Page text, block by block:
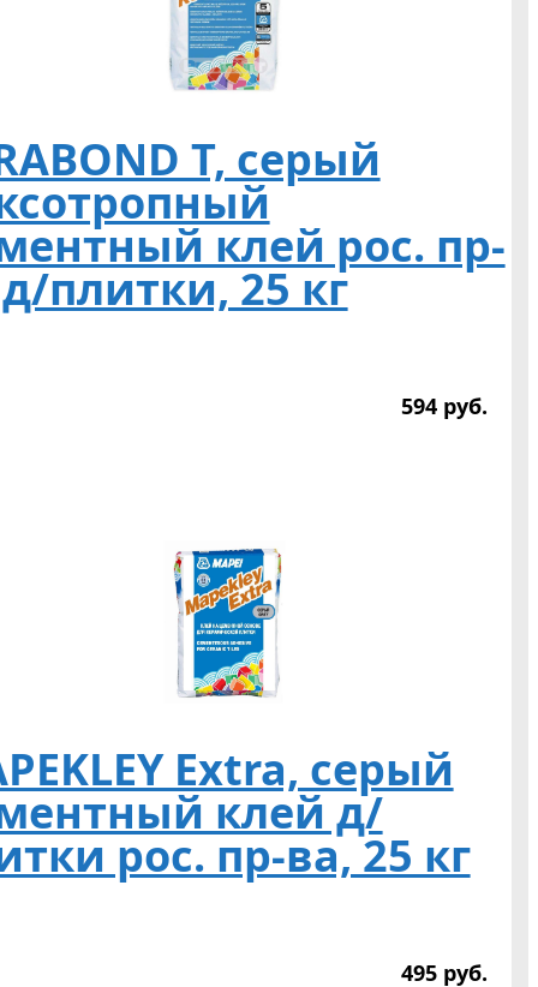
T, серый
клей рос. пр-
плитки, 25 кг
594 руб.
Extra, серый
клей д/
рос. пр-ва, 25 кг
495 руб.